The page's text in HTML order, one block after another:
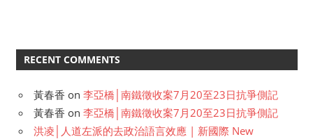
RECENT COMMENTS
黃春香 on 李亞橋│南鐵徵收案7月20至23日抗爭側記
黃春香 on 李亞橋│南鐵徵收案7月20至23日抗爭側記
洪凌│人道左派的去政治語言效應 | 新國際 New